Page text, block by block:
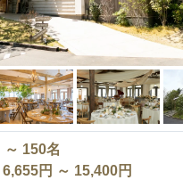
～ 150名
6,655円 ～ 15,400円